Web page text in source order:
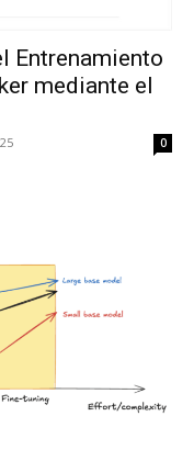
Entrenamiento
mediante el
0